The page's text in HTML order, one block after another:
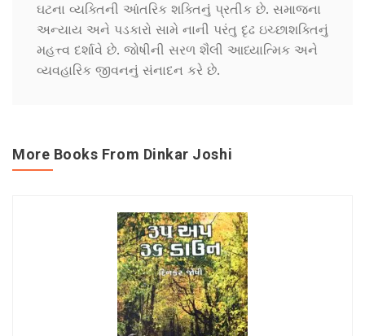
ઘટના વ્યક્તિની આંતરિક શક્તિનું પ્રતીક છે. સમાજના
અન્યાય અને પડકારો સામે નાની પરંતુ દૃઢ ઇચ્છાશક્તિનું
મહત્ત્વ દર્શાવે છે. જોષીની સરળ શૈલી આધ્યાત્મિક અને
વ્યવહારિક જીવનનું સંનાદન કરે છે.
More Books From Dinkar Joshi